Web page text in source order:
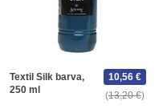
Textil Silk barva,
250 ml
13,20 €
10,56 €